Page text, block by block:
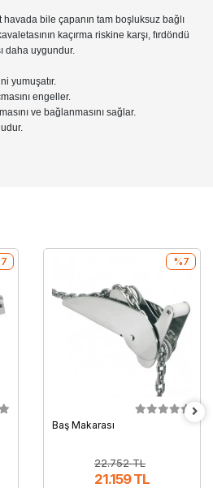
havada bile çapanın tam boşluksuz bağlı
kaçırma riskine karşı, fırdöndü
daha uygundur.
yumuşatır.
engeller.
ve bağlanmasını sağlar.
Baş Makarası
22.752 TL
21.159 TL
%7